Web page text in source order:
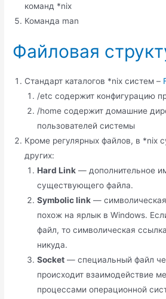
команд *nix
Команда man
Файловая
Стандарт каталогов *nix систем –
/etc содержит конфигурацию
/home содержит домашние
пользователей системы
Кроме регулярных файлов, в *nix
других:
Hard Link— дополнительное
существующего файла.
Symbolic link— символическая
похож на ярлык в Windows.
файл, то символическая
никуда.
Socket— специальный файл
происходит взаимодействие
процессами операционной